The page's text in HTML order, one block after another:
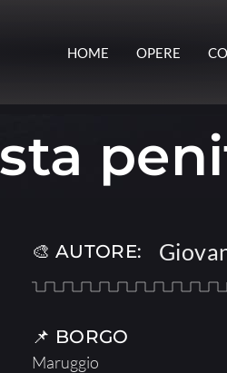
HOME OPERE
🎨 AUTORE:
📌 BORGO
Maruggio